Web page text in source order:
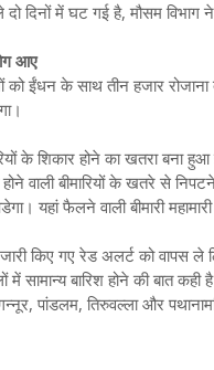
दिनों में घट गई है, मौसम विभाग ने
आए
को ईंधन के साथ तीन हजार
के शिकार होने का खतरा बना
वाली बीमारियों के खतरे से
यहां फैलने वाली बीमारी
किए गए रेड अलर्ट को वापस ले
सामान्य बारिश होने की बात कही
पांडलम, तिरुवल्ला और